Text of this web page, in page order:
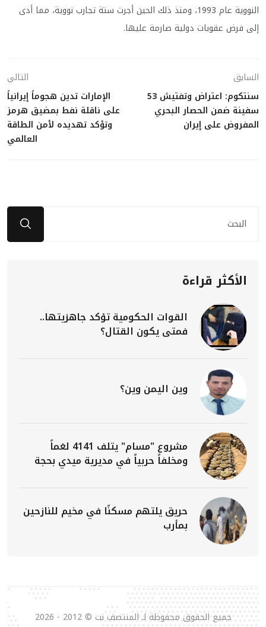
النووية عام 1993، ومنذ ذلك الحين أجرت ستة تجارب نووية، مما أدى
إلى فرض عقوبات دولية صارمة عليها.
السابق
سنتكوم: اعتراض وتفتيش 53
سفينة ضمن الحصار البحري
المفروض على إيران
التالي
الإمارات تدين هجوماً إيرانياً
على ناقلة نفط بمضيق هرمز
وتؤكد تهديده لأمن الطاقة
العالمي
الأكثر قراءة
القوات الحكومية تؤكد جاهزيتها..
فمتى يكون القتال؟
وين اليمن وين؟
مشروع "مسام" يتلف 4141 لغماً
ومخلفاً حربياً في مديرية ميدي بحجة
حريق يلتهم مسكنًا في مخيم للنازحين
بمأرب
جميع الحقوق محفوظة لـ المنتصف نت © 2012 - 2026